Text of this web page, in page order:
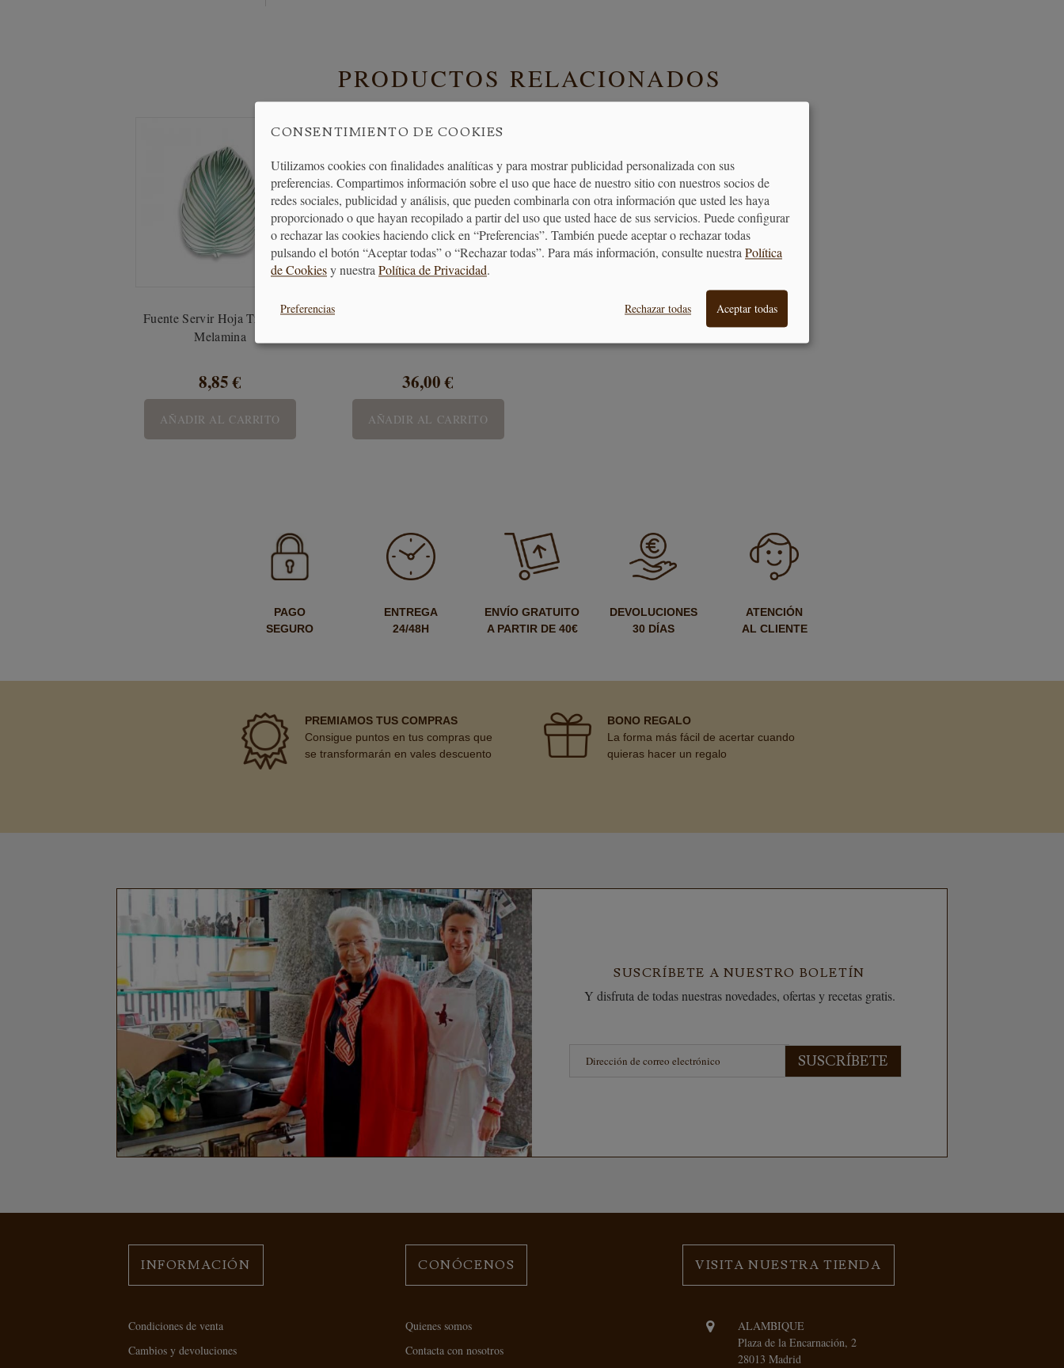
PRODUCTOS RELACIONADOS
Fuente Servir Hoja Tropical -
Melamina
8,85 €
AÑADIR AL CARRITO
36,00 €
AÑADIR AL CARRITO
PAGO
SEGURO
ENTREGA
24/48H
ENVÍO GRATUITO
A PARTIR DE 40€
DEVOLUCIONES
30 DÍAS
ATENCIÓN
AL CLIENTE
PREMIAMOS TUS COMPRAS
Consigue puntos en tus compras que
se transformarán en vales descuento
BONO REGALO
La forma más fácil de acertar cuando
quieras hacer un regalo
SUSCRÍBETE A NUESTRO BOLETÍN
Y disfruta de todas nuestras novedades, ofertas y recetas gratis.
SUSCRÍBETE
INFORMACIÓN
Condiciones de venta
Cambios y devoluciones
CONÓCENOS
Quienes somos
Contacta con nosotros
VISITA NUESTRA TIENDA
ALAMBIQUE
Plaza de la Encarnación, 2
28013 Madrid
CONSENTIMIENTO DE COOKIES
Utilizamos cookies con finalidades analíticas y para mostrar publicidad personalizada con sus
preferencias. Compartimos información sobre el uso que hace de nuestro sitio con nuestros socios de
redes sociales, publicidad y análisis, que pueden combinarla con otra información que usted les haya
proporcionado o que hayan recopilado a partir del uso que usted hace de sus servicios. Puede configurar
o rechazar las cookies haciendo click en “Preferencias”. También puede aceptar o rechazar todas
pulsando el botón “Aceptar todas” o “Rechazar todas”. Para más información, consulte nuestra Política
de Cookiesy nuestra Política de Privacidad.
Preferencias Rechazar todas Aceptar todas